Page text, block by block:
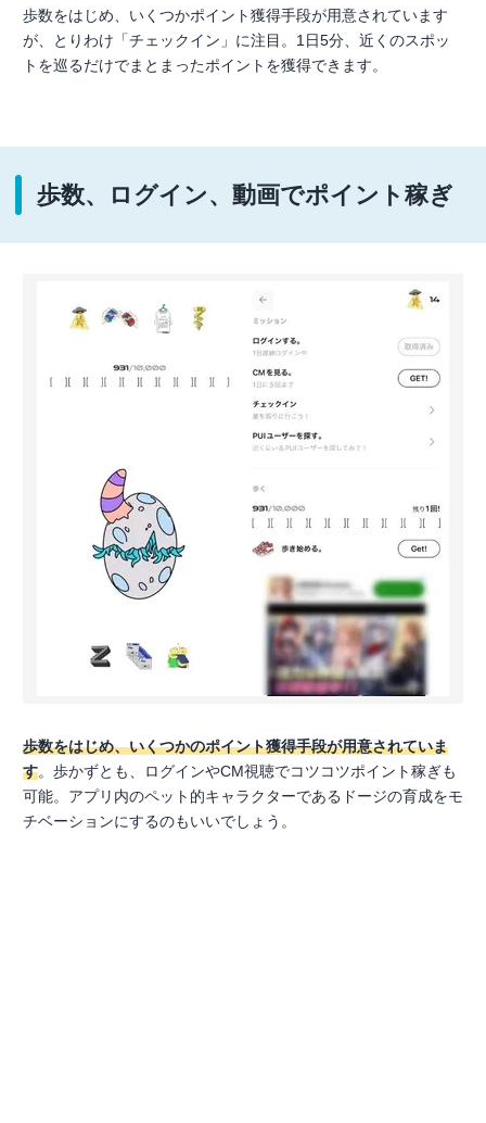
歩数をはじめ、いくつかポイント獲得手段が用意されています
が、とりわけ「チェックイン」に注目。1日5分、近くのスポッ
トを巡るだけでまとまったポイントを獲得できます。
歩数、ログイン、動画でポイント稼ぎ
歩数をはじめ、いくつかのポイント獲得手段が用意されていま
す。歩かずとも、ログインやCM視聴でコツコツポイント稼ぎも
可能。アプリ内のペット的キャラクターであるドージの育成をモ
チベーションにするのもいいでしょう。